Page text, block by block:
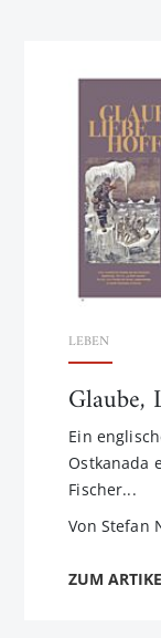
LEBEN
Glaube,
Ein
Ostkanada
Fischer...
Von Stefan
ZUM